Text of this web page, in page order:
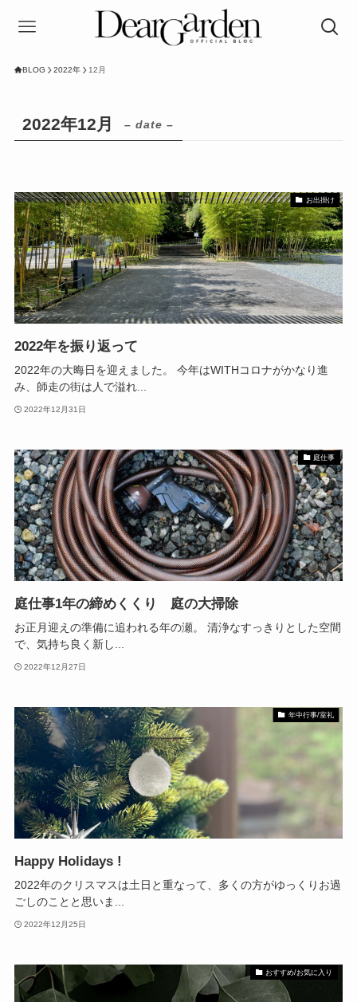
BLOG 2022年 12月
2022年12月 – date –
お出掛け
2022年を振り返って
2022年の大晦日を迎えました。 今年はWITHコロナがかなり進
み、師走の街は人で溢れ...
2022年12月31日
庭仕事
庭仕事1年の締めくくり 庭の大掃除
お正月迎えの準備に追われる年の瀬。 清浄なすっきりとした空間
で、気持ち良く新し...
2022年12月27日
年中行事/室礼
Happy Holidays !
2022年のクリスマスは土日と重なって、多くの方がゆっくりお過
ごしのことと思いま...
2022年12月25日
おすすめ/お気に入り